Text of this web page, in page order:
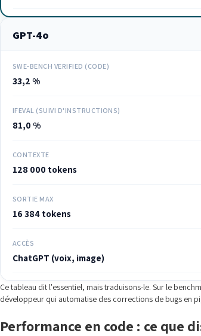
GPT-4o
SWE-BENCH VERIFIED (CODE)
33,2 %
IFEVAL (SUIVI D'INSTRUCTIONS)
81,0 %
CONTEXTE
128 000 tokens
SORTIE MAX
16 384 tokens
ACCÈS
ChatGPT (voix, image)
Ce tableau dit l'essentiel, mais traduisons-le. Sur le
développeur qui automatise des corrections de bugs en
Performance en code : ce que